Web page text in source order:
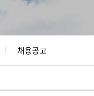
채용공고